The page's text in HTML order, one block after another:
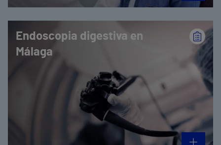
Endoscopia digestiva en
Málaga